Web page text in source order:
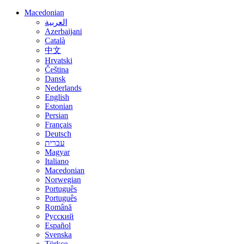
Macedonian
العربية
Azerbaijani
Català
中文
Hrvatski
Čeština
Dansk
Nederlands
English
Estonian
Persian
Français
Deutsch
עברית
Magyar
Italiano
Macedonian
Norwegian
Português
Português
Română
Русский
Español
Svenska